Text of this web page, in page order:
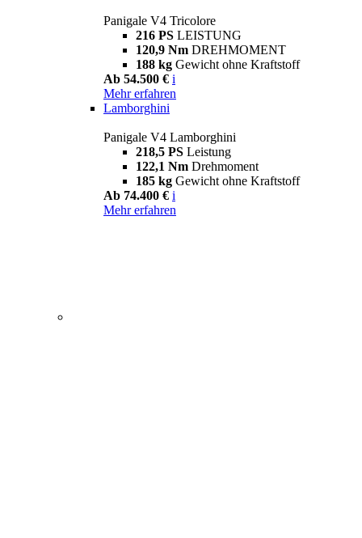
Panigale V4 Tricolore
216 PS LEISTUNG
120,9 Nm DREHMOMENT
188 kg Gewicht ohne Kraftstoff
Ab 54.500 € i
Mehr erfahren
Lamborghini
Panigale V4 Lamborghini
218,5 PS Leistung
122,1 Nm Drehmoment
185 kg Gewicht ohne Kraftstoff
Ab 74.400 € i
Mehr erfahren